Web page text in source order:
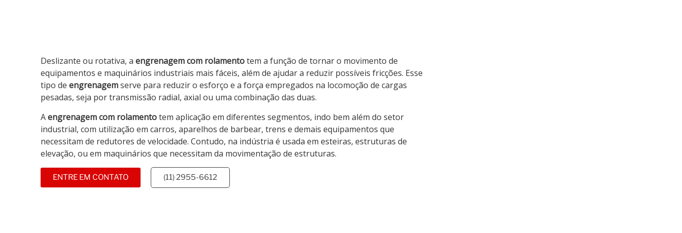
Deslizante ou rotativa, a engrenagem com rolamentotem a função de tornar o movimento de
equipamentos e maquinários industriais mais fáceis, além de ajudar a reduzir possíveis fricções. Esse
tipo de engrenagemserve para reduzir o esforço e a força empregados na locomoção de cargas
pesadas, seja por transmissão radial, axial ou uma combinação das duas.
Aengrenagem com rolamentotem aplicação em diferentes segmentos, indo bem além do setor
industrial, com utilização em carros, aparelhos de barbear, trens e demais equipamentos que
necessitam de redutores de velocidade. Contudo, na indústria é usada em esteiras, estruturas de
elevação, ou em maquinários que necessitam da movimentação de estruturas.
ENTRE EM CONTATO (11) 2955-6612